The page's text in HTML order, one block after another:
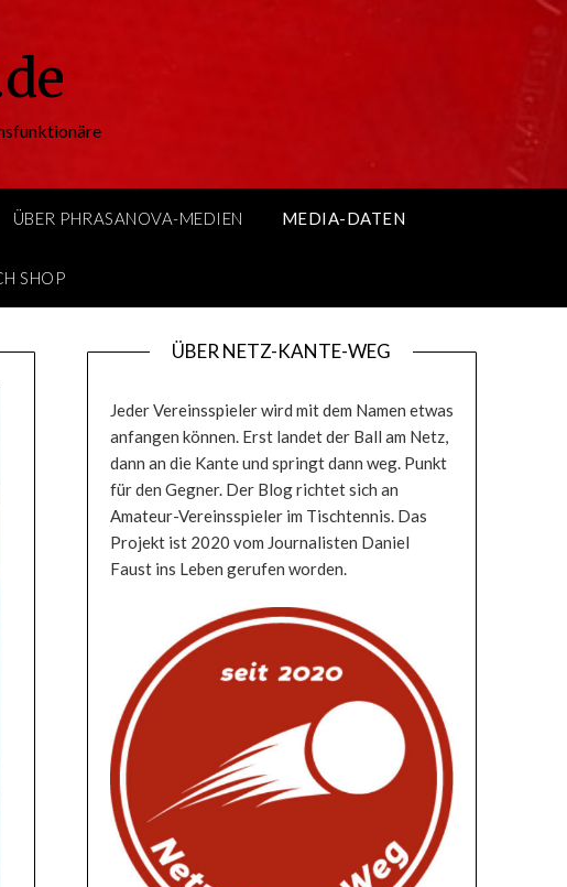
ÜBER PHRASANOVA-MEDIEN MEDIA-DATEN
SHOP
ÜBER NETZ-KANTE-WEG
Jeder Vereinsspieler wird mit dem Namen etwas
anfangen können. Erst landet der Ball am Netz,
dann an die Kante und springt dann weg. Punkt
für den Gegner. Der Blog richtet sich an
Amateur-Vereinsspieler im Tischtennis. Das
Projekt ist 2020 vom Journalisten Daniel
Faust ins Leben gerufen worden.